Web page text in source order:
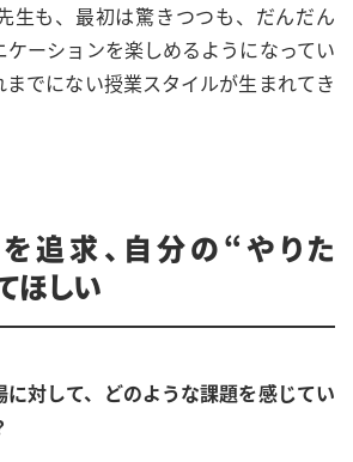
生も、最初は驚きつつも、だんだん
ケーションを楽しめるようになってい
までにない授業スタイルが生まれてき
追求、自分の“やりた
ほしい
対して、どのような課題を感じてい